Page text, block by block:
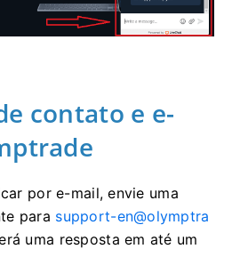
contato e e-
por e-mail, envie uma
para support-en@olymptra
uma resposta em até um